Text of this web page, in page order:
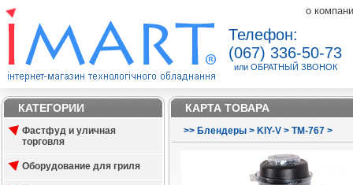
о
Телефон:
(067) 336-50-73
или ОБРАТНЫЙ ЗВОНОК
КАТЕГОРИИ
Фастфуд и уличная
торговля
Оборудование для гриля
КАРТА ТОВАРА
>> Блендеры > KIY-V > TM-767 >